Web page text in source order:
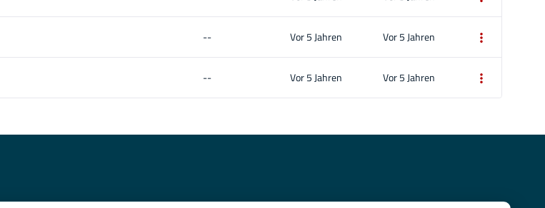
-- Vor 5 Jahren Vor 5 Jahren
-- Vor 5 Jahren Vor 5 Jahren